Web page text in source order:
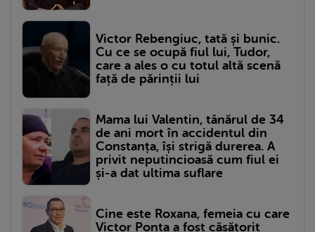
Victor Rebengiuc, tată și bunic.
Cu ce se ocupă fiul lui, Tudor,
care a ales o cu totul altă scenă
față de părinții lui
Mama lui Valentin, tânărul de 34
de ani mort în accidentul din
Constanța, își strigă durerea. A
privit neputincioasă cum fiul ei
și-a dat ultima suflare
Cine este Roxana, femeia cu care
Victor Ponta a fost căsătorit